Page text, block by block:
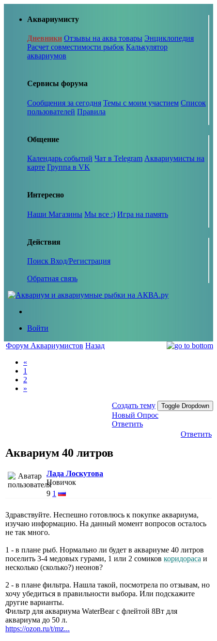
Аквариумисту
Дневники Отзывы на аква товары Энциклопедия
Расчет совместимости рыбок Калькулятор
аквариумов
Сервисы форума
Сообщения за сегодня Темы с моим участием Список
пользователей Правила
Общение
Календарь событий Чат в Telegram Аквариумисты на
карте Группа в VK
Интересно
Наши Магазины Мы все :) Игра на память
Действия
Поиск Вход/Регистрация
Обратная связь
Войти
Форум Аквариумистов Назад
«
1
2
»
Создать тему Toggle Dropdown
Новый Опрос
Ответить
Ответить
Аквариум 40 литров
Лада Лоскутова
Новичок
9 1
Здравствуйте. Неспешно готовлюсь к покупке аквариума,
изучаю информацию. На данный момент вопросов осталось
не так много.
1 - в плане рыб. Нормально ли будет в аквариуме 40 литров
поселить 3-4 медовых гурами, 1 или 2 сомиков коридораса и
несколько (сколько?) неонов?
2 - в плане фильтра. Нашла такой, посмотрела по отзывам, но
хочу убедиться в правильности выбора. Или подскажите
другие варианты.
Фильтр для аквариума WaterBear с флейтой 8Вт для
аквариума до 50 л.
https://ozon.ru/t/mz...